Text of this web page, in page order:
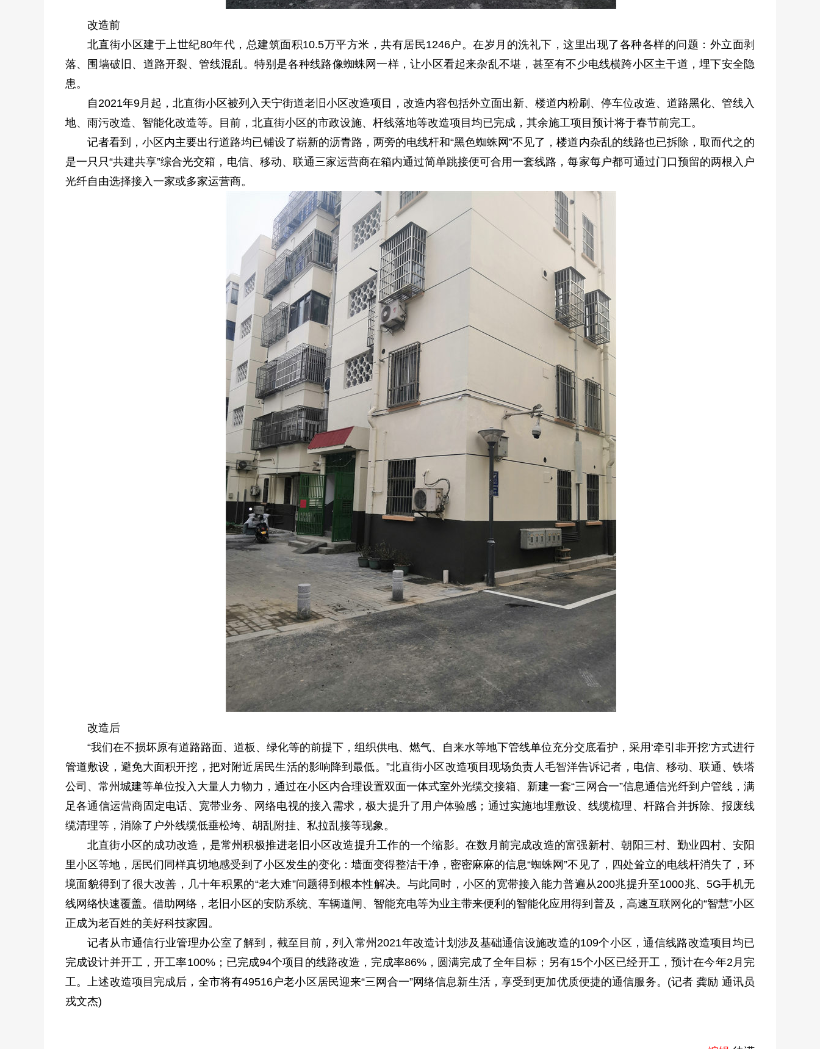
改造前
北直街小区建于上世纪80年代，总建筑面积10.5万平方米，共有居民1246户。在岁月的洗礼下，这里出现了各种各样的问题：外立面剥
落、围墙破旧、道路开裂、管线混乱。特别是各种线路像蜘蛛网一样，让小区看起来杂乱不堪，甚至有不少电线横跨小区主干道，埋下安全隐
患。
自2021年9月起，北直街小区被列入天宁街道老旧小区改造项目，改造内容包括外立面出新、楼道内粉刷、停车位改造、道路黑化、管线入
地、雨污改造、智能化改造等。目前，北直街小区的市政设施、杆线落地等改造项目均已完成，其余施工项目预计将于春节前完工。
记者看到，小区内主要出行道路均已铺设了崭新的沥青路，两旁的电线杆和“黑色蜘蛛网”不见了，楼道内杂乱的线路也已拆除，取而代之的
是一只只“共建共享”综合光交箱，电信、移动、联通三家运营商在箱内通过简单跳接便可合用一套线路，每家每户都可通过门口预留的两根入户
光纤自由选择接入一家或多家运营商。
改造后
“我们在不损坏原有道路路面、道板、绿化等的前提下，组织供电、燃气、自来水等地下管线单位充分交底看护，采用‘牵引非开挖’方式进行
管道敷设，避免大面积开挖，把对附近居民生活的影响降到最低。”北直街小区改造项目现场负责人毛智洋告诉记者，电信、移动、联通、铁塔
公司、常州城建等单位投入大量人力物力，通过在小区内合理设置双面一体式室外光缆交接箱、新建一套“三网合一”信息通信光纤到户管线，满
足各通信运营商固定电话、宽带业务、网络电视的接入需求，极大提升了用户体验感；通过实施地埋敷设、线缆梳理、杆路合并拆除、报废线
缆清理等，消除了户外线缆低垂松垮、胡乱附挂、私拉乱接等现象。
北直街小区的成功改造，是常州积极推进老旧小区改造提升工作的一个缩影。在数月前完成改造的富强新村、朝阳三村、勤业四村、安阳
里小区等地，居民们同样真切地感受到了小区发生的变化：墙面变得整洁干净，密密麻麻的信息“蜘蛛网”不见了，四处耸立的电线杆消失了，环
境面貌得到了很大改善，几十年积累的“老大难”问题得到根本性解决。与此同时，小区的宽带接入能力普遍从200兆提升至1000兆、5G手机无
线网络快速覆盖。借助网络，老旧小区的安防系统、车辆道闸、智能充电等为业主带来便利的智能化应用得到普及，高速互联网化的“智慧”小区
正成为老百姓的美好科技家园。
记者从市通信行业管理办公室了解到，截至目前，列入常州2021年改造计划涉及基础通信设施改造的109个小区，通信线路改造项目均已
完成设计并开工，开工率100%；已完成94个项目的线路改造，完成率86%，圆满完成了全年目标；另有15个小区已经开工，预计在今年2月完
工。上述改造项目完成后，全市将有49516户老小区居民迎来“三网合一”网络信息新生活，享受到更加优质便捷的通信服务。(记者 龚励 通讯员
戎文杰)